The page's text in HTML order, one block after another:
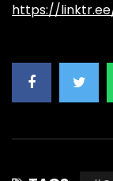
https://